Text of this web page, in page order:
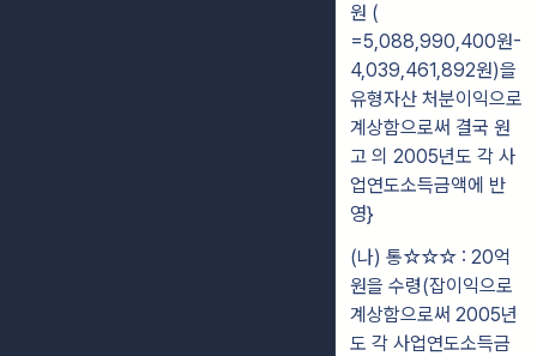
원 (
=5,088,990,400원-
4,039,461,892원)을
유형자산 처분이익으로
계상함으로써 결국 원
고 의 2005년도 각 사
업연도소득금액에 반
영}
(나) 통☆☆☆ : 20억
원을 수령(잡이익으로
계상함으로써 2005년
도 각 사업연도소득금